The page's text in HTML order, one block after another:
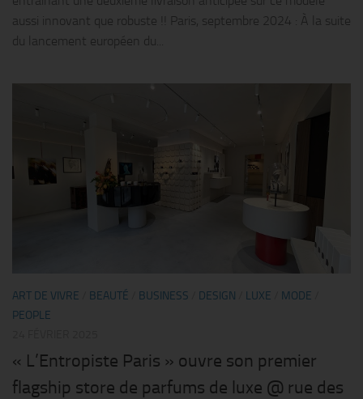
aussi innovant que robuste !! Paris, septembre 2024 : À la suite
du lancement européen du...
ART DE VIVRE BEAUTÉ BUSINESS DESIGN LUXE MODE
PEOPLE
« L’Entropiste Paris » ouvre son premier
flagship store de parfums de luxe @ rue des